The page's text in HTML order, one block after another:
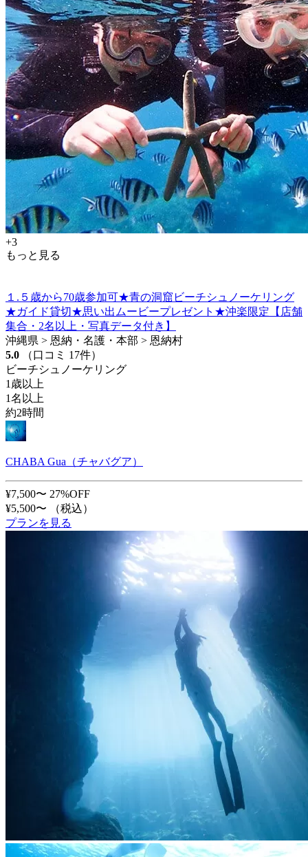
+3
もっと見る
１.５歳から70歳参加可★青の洞窟ビーチシュノーケリング
★ガイド貸切★思い出ムービープレゼント★沖楽限定【店舗
集合・2名以上・写真データ付き】
沖縄県 > 恩納・名護・本部 > 恩納村
5.0
（口コミ 17件）
ビーチシュノーケリング
1歳以上
1名以上
約2時間
CHABA Gua（チャバグア）
¥7,500〜 27%OFF
¥5,500〜
（税込）
プランを見る